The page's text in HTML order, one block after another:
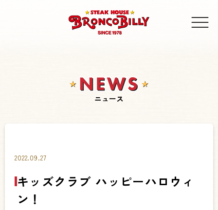
ニュース
2022.09.27
キッズクラブ ハッピーハロウィ
ン！